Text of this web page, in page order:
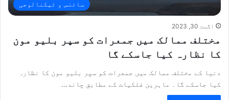
سائنس و ٹیکنالوجی
اگست 30, 2023
مختلف ممالک میں جمعرات کو سپر بلیو مون
کا نظارہ کیا جاسکے گا
دنیا کے مختلف ممالک میں جمعرات کو سپر بلیو مون کا نظارہ
کیا جاسکے گا۔ ماہرین فلکیات کے مطابق چاند…